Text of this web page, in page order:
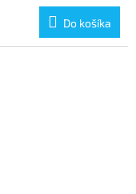
Do košíka